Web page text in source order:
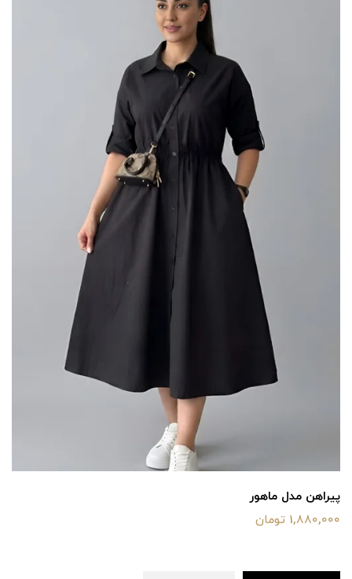
پیراهن مدل ماهور
1,880,000 تومان